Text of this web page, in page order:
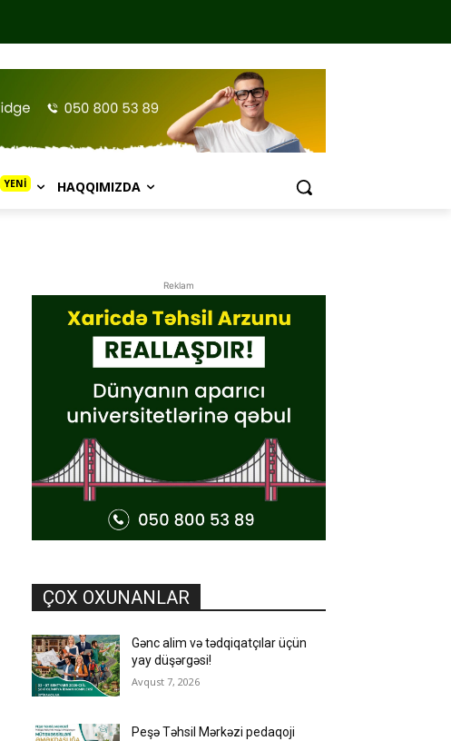
YENİ HAQQIMIZDA
Reklam
ÇOX OXUNANLAR
Gənc alim və tədqiqatçılar üçün
yay düşərgəsi!
Avqust 7, 2026
Peşə Təhsil Mərkəzi pedaqoji